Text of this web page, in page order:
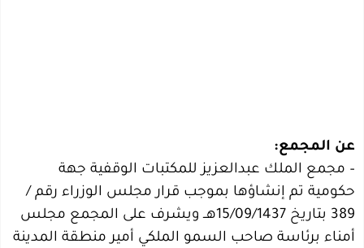
عن المجمع:
– مجمع الملك عبدالعزيز للمكتبات الوقفية جهة
حكومية تم إنشاؤها بموجب قرار مجلس الوزراء رقم /
389 بتاريخ 15/09/1437هــ ويشرف على المجمع مجلس
أمناء برئاسة صاحب السمو الملكي أمير منطقة المدينة